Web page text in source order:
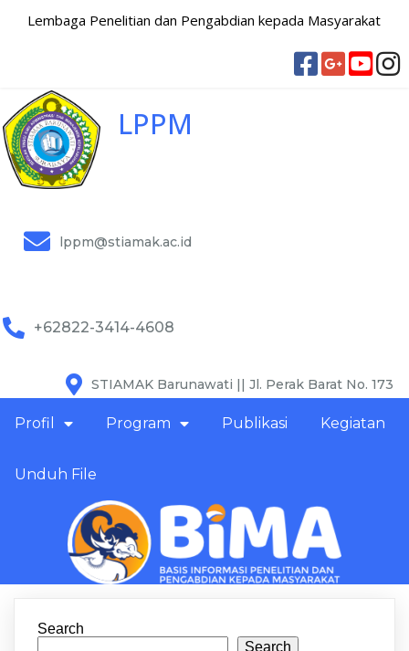
Lembaga Penelitian dan Pengabdian kepada Masyarakat
LPPM
lppm@stiamak.ac.id
+62822-3414-4608
STIAMAK Barunawati || Jl. Perak Barat No. 173
Profil Program Publikasi Kegiatan
Unduh File
Search
Search